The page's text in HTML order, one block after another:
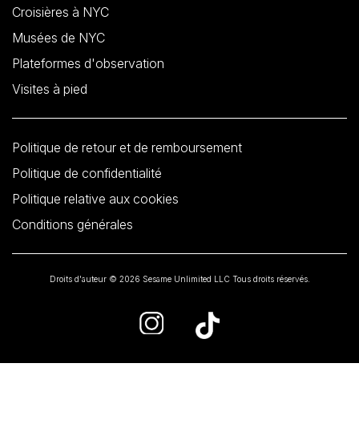
Croisières à NYC
Musées de NYC
Plateformes d'observation
Visites à pied
Politique de retour et de remboursement
Politique de confidentialité
Politique relative aux cookies
Conditions générales
Droits d'auteur © 2026 Sesame Unlimited LLC Tous droits réservés.